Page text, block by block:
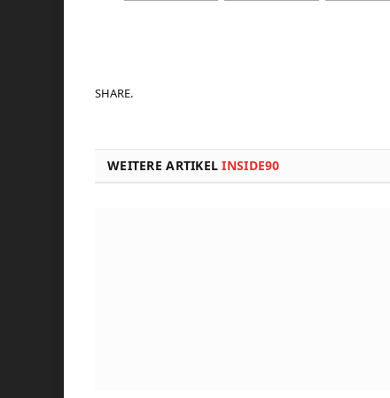
SHARE.
WEITERE ARTIKELINSIDE90